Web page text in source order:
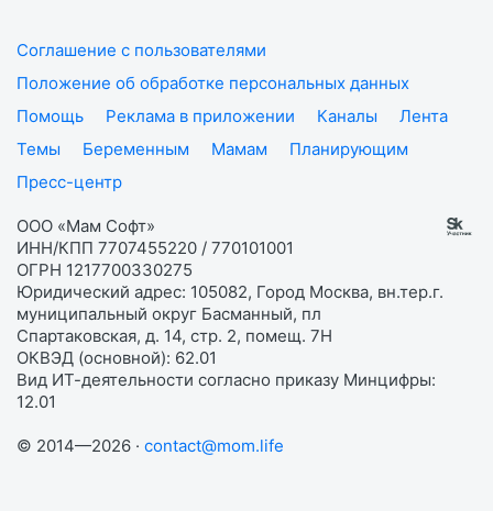
Соглашение с пользователями
Положение об обработке персональных данных
Помощь
Реклама в приложении Каналы
Лента
Темы
Беременным Мамам
Планирующим
Пресс-центр
ООО «Мам Софт»
ИНН/КПП 7707455220 / 770101001
ОГРН 1217700330275
Юридический адрес: 105082, Город Москва, вн.тер.г.
муниципальный округ Басманный, пл
Спартаковская, д. 14, стр. 2, помещ. 7Н
ОКВЭД (основной): 62.01
Вид ИТ-деятельности согласно приказу Минцифры:
12.01
© 2014—2026 · contact@mom.life